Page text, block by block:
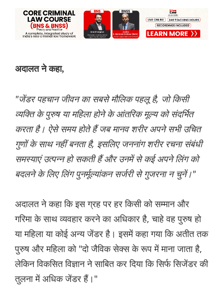
अदालत ने कहा,
"जेंडर पहचान जीवन का सबसे मौलिक पहलू है, जो किसी
व्यक्ति के पुरुष या महिला होने के आंतरिक मूल्य को संदर्भित
करता है। ऐसे समय होते हैं जब मानव शरीर अपने सभी उचित
गुणों के साथ नहीं बनता है, इसलिए जननांग शरीर रचना संबंधी
समस्याएं उत्पन्न हो सकती हैं और उनमें से कई अपने लिंग को
बदलने के लिए लिंग पुनर्मूल्यांकन सर्जरी से गुजरना न चुनें।"
अदालत ने कहा कि इस ग्रह पर हर किसी को सम्मान और
गरिमा के साथ व्यवहार करने का अधिकार है, चाहे वह पुरुष हो
या महिला या कोई अन्य जेंडर है। इसमें कहा गया कि अतीत तक
पुरुष और महिला को "दो जैविक सेक्स के रूप में माना जाता है,
लेकिन विकसित विज्ञान ने साबित कर दिया कि सिर्फ सिजेंडर की
तुलना में अधिक जेंडर हैं।"